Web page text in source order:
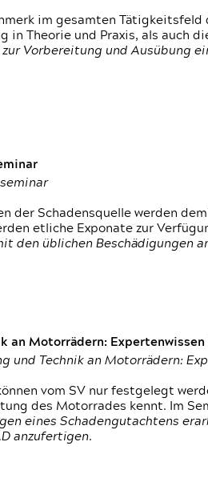
im gesamten
in Theorie und Praxis, als auch
Vorbereitung und Ausübung
der Schadensquelle werden
etliche Exponate zur
den üblichen Beschädigungen
an Motorrädern:
und Technik an Motorrädern:
vom SV nur festgelegt
des Motorrades kennt. Im
eines Schadengutachtens
anzufertigen.